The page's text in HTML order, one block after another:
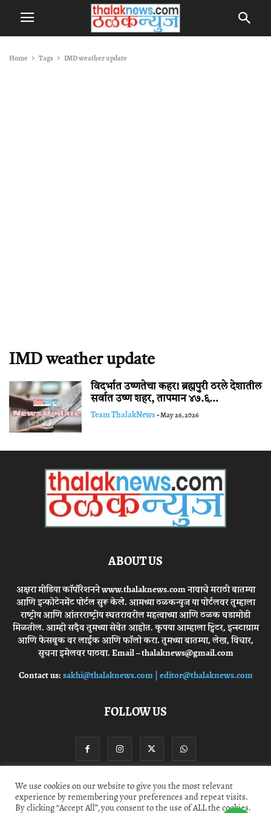
Home Tags IMD weather update
IMD weather update
विदर्भात उष्णतेचा कहर! ब्रह्मपुरी ठरले देशातील
सर्वात उष्ण शहर, तापमान ४७.६...
Team ThalakNews-May 26, 2026
ABOUT US
अक्षरा मीडिया कॉर्पोरेशनने www.thalaknews.com नावाचे मराठी बातम्या
आणि इन्फोटेनमेंट पोर्टल सुरू केले. आमच्या ठळकन्युज या पोर्टलवर तुम्हाला
राष्ट्रीय आणि आंतरराष्ट्रीय स्घतरावरील महत्वाच्या आणि ठळक घडामोडी
मिळतील. आम्ही सदैव तुमच्या सेवेत आहोत. कृपया आम्हाला ट्विटर, इन्स्टाग्राम
आणि फेसबुक वर लाईक आणि फॉलो करा. तुमच्या बातम्या, लेख, विचार,
सूचना इमेलवर पाठवा. Email – thalaknews@gmail.com
Contact us:sakhi@thalaknews.com | editor@thalaknews.com
FOLLOW US
Privacy Policy Contact Us
We use cookies on our website to give you the most relevant
experience by remembering your preferences and repeat visits.
By clicking “Accept All”, you consent to the use of ALL the cookies.